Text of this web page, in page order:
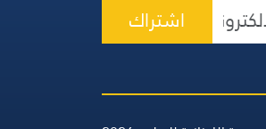
اشتراك